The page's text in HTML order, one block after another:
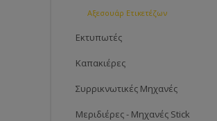
Αξεσουάρ Ετικετέζων
Εκτυπωτές
Καπακιέρες
Συρρικνωτικές Μηχανές
Μεριδιέρες - Μηχανές Stick